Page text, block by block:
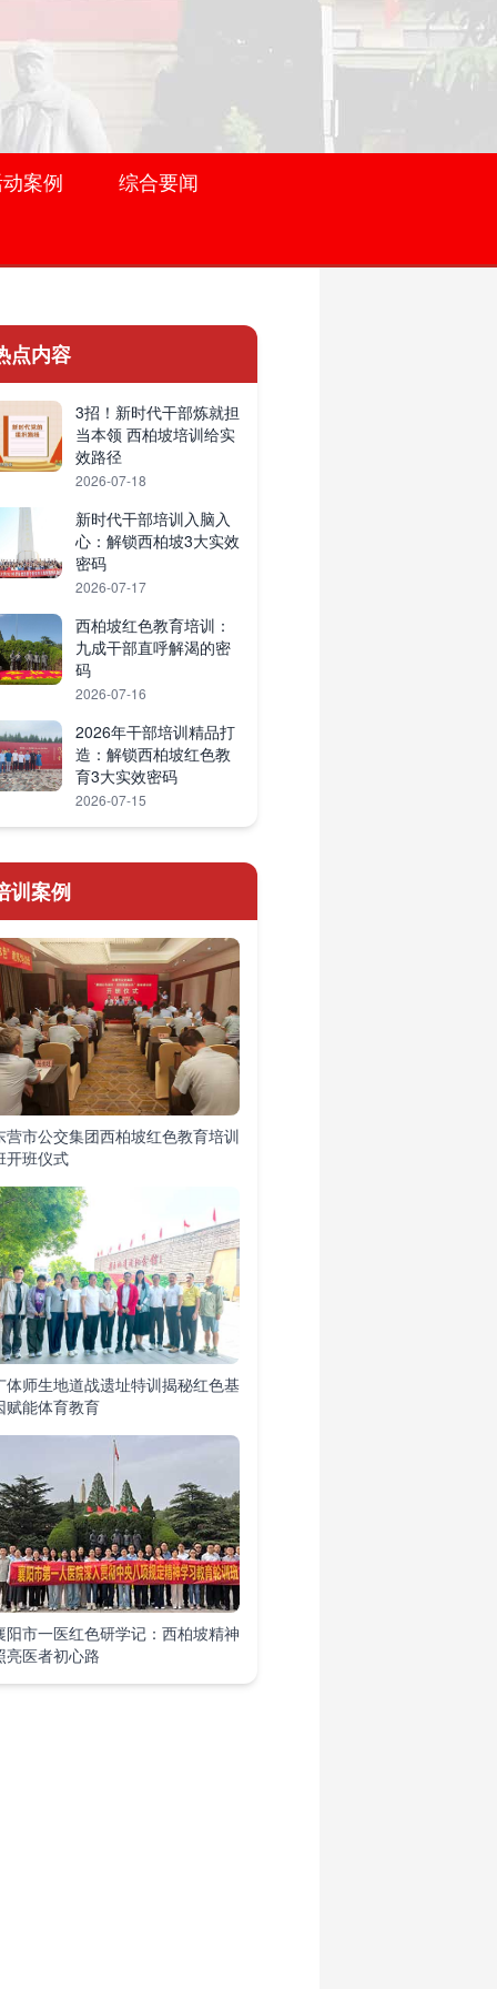
案例 综合要闻
点内容
3招！新时代干部炼就担
当本领 西柏坡培训给实
效路径
2026-07-18
新时代干部培训入脑入
心：解锁西柏坡3大实效
密码
2026-07-17
西柏坡红色教育培训：
九成干部直呼解渴的密
码
2026-07-16
2026年干部培训精品打
造：解锁西柏坡红色教
育3大实效密码
2026-07-15
训案例
营市公交集团西柏坡红色教育培训
开班仪式
体师生地道战遗址特训揭秘红色基
赋能体育教育
阳市一医红色研学记：西柏坡精神
亮医者初心路